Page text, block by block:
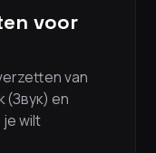
voor
van
(Звук) en
wilt